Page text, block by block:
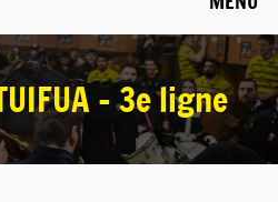
- 3e ligne